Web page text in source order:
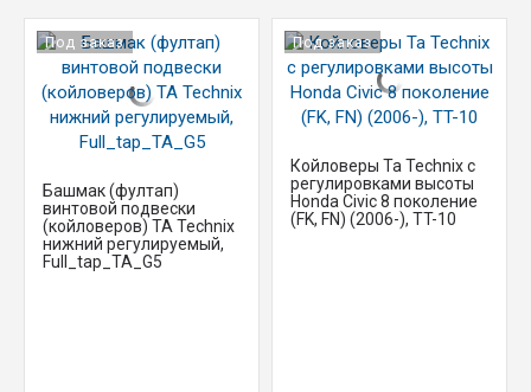
Под заказ
Башмак (фултап)
винтовой подвески
(койловеров) TA Technix
нижний регулируемый,
Full_tap_TA_G5
Под заказ
Койловеры Ta Technix с
регулировками высоты
Honda Civic 8 поколение
(FK, FN) (2006-), TT-10